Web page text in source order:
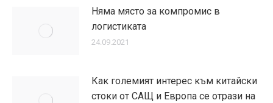
Няма място за компромис в
логистиката
24.09.2021
Как големият интерес към китайски
стоки от САЩ и Европа се отрази на